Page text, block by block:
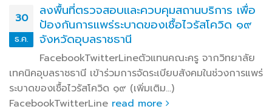
30
ธ.ค.
ลงพื้นที่ตรวจสอบและควบคุมสถานบริการ เพื่อ
ป้องกันการแพร่ระบาดของเชื้อไวรัสโควิด ๑๙
จังหวัดอุบลราชธานี
FacebookTwitterLineตัวแทนคณะครู จากวิทยาลัย
เทคนิคอุบลราชธานี เข้าร่วมการจัดระเบียบสังคมในช่วงการแพร่
ระบาดของเชื้อไวรัสโควิด ๑๙ (เพิ่มเติม…)
FacebookTwitterLine read more